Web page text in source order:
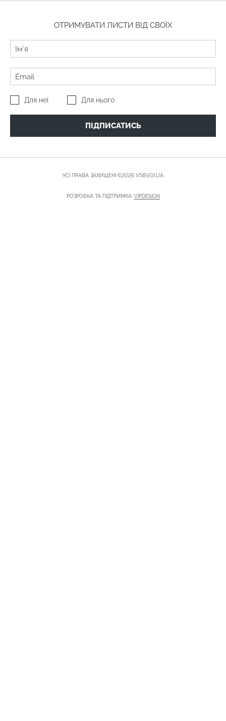
ОТРИМУВАТИ ЛИСТИ ВІД СВОЇХ
Для неї Для нього
ПІДПИСАТИСЬ
УСІ ПРАВА ЗАХИЩЕНІ ©2026 VSISVOI.UA
РОЗРОБКА ТА ПІДТРИМКА: VIPDESIGN